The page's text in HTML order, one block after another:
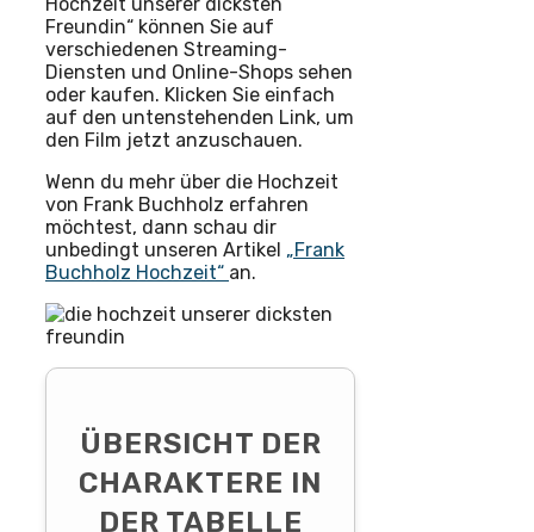
Freundin“ können Sie auf
verschiedenen Streaming-
Diensten und Online-Shops sehen
oder kaufen. Klicken Sie einfach
auf den untenstehenden Link, um
den Film jetzt anzuschauen.
Wenn du mehr über die Hochzeit
von Frank Buchholz erfahren
möchtest, dann schau dir
unbedingt unseren Artikel „Frank
Buchholz Hochzeit“ an.
ÜBERSICHT DER
CHARAKTERE IN
DER TABELLE